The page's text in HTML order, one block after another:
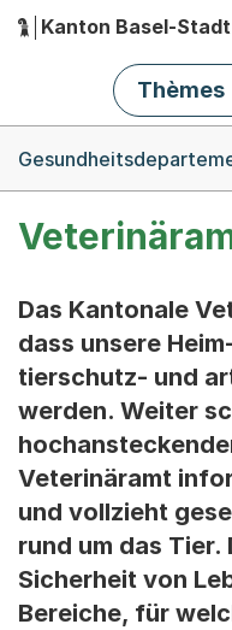
Hauptnavigation
Kanton Basel-Stadt
Thèmes
Das Kantonale
dass unsere
tierschutz- und
werden. Weiter
Veterinäramt
und vollzieht
rund um das
Sicherheit von
Bereiche, für